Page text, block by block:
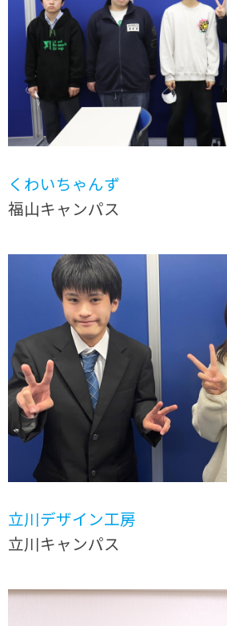
くわいちゃんず
福山キャンパス
立川デザイン工房
立川キャンパス